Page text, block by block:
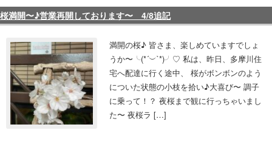
桜満開〜♪営業再開しております〜 4/8追記
満開の桜♪ 皆さま、楽しめていますでしょ
うか〜╰(*´︶`*)╯♡ 私は、昨日、多摩川住
宅へ配達に行く途中、 桜がボンボンのよう
についた状態の小枝を拾い♪大喜び〜 調子
に乗って！？ 夜桜まで観に行っちゃいまし
た〜 夜桜ラ […]